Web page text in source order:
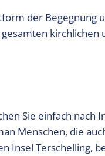
der Begegnung
kirchlichen
Sie einfach nach
Menschen, die
Insel Terschelling,